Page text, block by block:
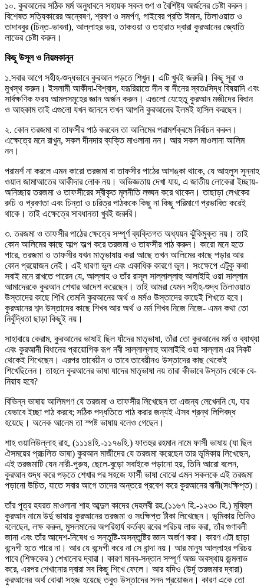
১০. কুরআনের সঠিক মর্ম অনুধাবনে সহায়ক সকল গুণ ও বৈশিষ্ট্য অর্জনের চেষ্টা করুন।
বিশেষত সত্যিকারের অন্বেষণ, শ্রবণ ও সমর্পণ, গাইবের প্রতি ঈমান, তিলাওয়াত ও
তাদাববুর (চিন্ত-ভাবনা), আল্লাহর ভয়, তাকওয়া ও তহারাত দ্বারা কুরআনের জ্যোতি
লাভের চেষ্টা করুন।
কিছু উসূল ও নিয়মকানূন
১.সবার আগে সহীহ-শুদ্ধভাবে কুরআন পড়তে শিখুন। এটি খুবই জরুরি। কিছু সূরা ও
মুখস্থ করুন। ইসলামী আকীদা-বিশ্বাস, যরূরিয়াতে দীন বা দীনের স্বতঃসিদ্ধ বিষয়াদি এবং
সার্বক্ষণিক ফরয আমলসমূহের জ্ঞান অর্জন করুন। এগুলো যেহেতু কুরআন মজীদের বিধান
ও আহকাম তাই এগুলো যখন জাননে তখন আপনি কুরআনের ইলমই হাসিল করছেন।
২. কোন তরজমা বা তাফসীর পাঠ করবেন তা আলিমের পরামর্শক্রমে নির্বাচন করুন।
এক্ষেত্রে মনে রাখুন, সকল দীনদার ব্যক্তি মাওলানা নন। আর সকল মাওলানা আলিম
নন।
পরামর্শ না করলে এমন কারো তরজমা বা তাফসীর পাঠের আশঙ্কা থাকে, যে আহলুস সুন্নাহ
ওয়াল জামাআতের আকীদার লোক নয়। অভিজ্ঞতায় দেখা যায়, এ জাতীয় লোকেরা ইচ্ছায়-
অনিচ্ছায় তরজমা ও তাফসীরের স্বীকৃত মূলনীতি লঙ্ঘন করে থাকেন। তাছাড়া লেখকের
রুচি ও প্রবণতা এবং চিন্তা ও চরিত্র পাঠককে কিছু না কিছু পরিমাণে প্রভাবিত করেই
থাকে। তাই এক্ষেত্রে সাবধানতা খুবই জরুরি।
৩. তরজমা ও তাফসীর পাঠের ক্ষেত্রে সম্পূর্ণ ব্যক্তিগত অধ্যয়ন ঝুঁকিমুক্ত নয়। তাই
কোন আলিমের কাছে আল্প অল্প করে তরজমা ও তাফসীর পাঠ করুন। কারো মনে হতে
পারে, তরজমা ও তাফসীর যখন মাতৃভাষায় করা আছে তখন আলিমের কাছে পড়ার আর
কোন প্রয়োজন নেই। এই ধারণা ভুল এবং একাধিক কারণে ভুল। সংক্ষেপে এটুকু কথা
সবাই মনে রাখতে পারেন যে, আল্লাহ ও তাঁর রাসূল সাল্লাল্লাহু আলাইহি ওয়া সাল্লাম
আমাদেরকে কুরআন শেখার আদেশ করেছেন। তাই আমরা যেমন সহীহ-শুদ্ধ তিলাওয়াত
উস্তাদের কাছে শিখি তেমনি কুরআনের অর্থ ও মর্মও উস্তাদের কাছেই শিখতে হবে।
কুরআনের শব্দ উস্তাদের কাছে শিখব আর অর্থ ও মর্ম শিখব নিজে নিজে- এমন কথা তো
নির্বুদ্ধিতা ছাড়া কিছুই নয়।
সাহাবায়ে কেরাম, কুরআনের ভাষাই ছিল যাঁদের মাতৃভাষা, তাঁরা তো কুরআনের মর্ম ও ব্যাখ্যা
এবং কুরআনী বিধানের প্রায়োগিক রূপ নবী সাল্লাল্লাহু আলাইহি ওয়া সাল্লাম এর নিকট
থেকেই শিখেছেন। এরপর তাবেয়ীন ও তাবে তাবেয়ীনও উস্তাদের কাছ থেকেই
শিখেছিলেন। তাহলে কুরআনের ভাষা যাদের মাতৃভাষা নয় তারা কীভাবে উস্তাদ থেকে বে-
নিয়ায হবে?
বিভিন্ন ভাষায় আলিমগণ যে তরজমা ও তাফসীর লিখেছেন তা এজন্য লেখেননি যে, যার
যেভাবে ইচ্ছা পাঠ করবে; সঠিক পদ্ধতিতে পাঠ করার জন্যই ঐসব গ্রন্থ লিপিবদ্ধ
হয়েছে। অনেক আলেম তা স্পষ্ট ভাষায় বলেও গেছেন।
শাহ ওয়ালিউল্লাহ রাহ, (১১১৪হি.-১১৭৬হি.) ফাতহুর রহমান নামে ফার্সী ভাষায় (যা ছিল
ঐসময়ের প্রচলিত ভাষা) কুরআন মাজীদের যে তরজমা করেছেন তার ভূমিকায় লিখেছেন,
এই তরজমাটি যেন নারী-পুরুষ, ছেলে-বুড়ো সবাইকে পড়ানো হয়, তিনি আরো বলেন,
কুরআন শুদ্ধ করে পড়তে শেখার পর সহজে ফার্সী ভাষা বোঝে এমন সকলকে এই তরজমা
পড়ানো উচিত, যাতে সবার আগে তাদের অন্তরে প্রবেশ করে কুরআনের বানী(সংক্ষিপ্ত)।
তাঁর পুত্র হযরত মাওলানা শাহ আব্দুল কাদের দেহলবী রহ.(১১৬৭ হি.-১২৩০ হি.) মূযিহুল
কুরআন নামে উর্দু ভাষায় কুরআনের তরজমা ও সংক্ষিপ্ত টীকা লিখেছেন। ভূমিকায় তিনিও
বলেছেন, লক্ষ করুন, মুসলমানের অপরিহার্য কর্তব্য রবের পরিচয় লাভ করা, তাঁর গুণাবলী
জানা এবং তাঁর আদেশ-নিষেধ ও সন্তুষ্টি-অসন্তুষ্টির জ্ঞান অর্জণ করা। কারণ এটা ছাড়া
বন্দেগী হতে পারে না। আর যে বন্দেগী করে না সে বান্দা নয়। আর মানুষ আল্লাহর পরিচয়
পাবে (শিক্ষকের ) শেখানোর দ্বারা। কারণ মানব-সন্তান সম্পূর্ণ অজ্ঞ অবস্থায় জন্মলাভ
করে, এরপর শেখানোর দ্বারা সব কিছু শিখে ফেলে। আর যদিও (উর্দূ তরজমার দ্বারা)
কুরআনের অর্থ বোঝা সহজ হয়েছে তবুও উস্তাদের সনদ প্রয়োজন। কারণ একে তো